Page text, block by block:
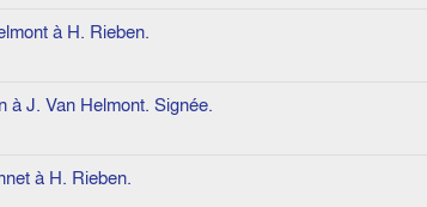
à H. Rieben.
à J. Van Helmont. Signée.
à H. Rieben.